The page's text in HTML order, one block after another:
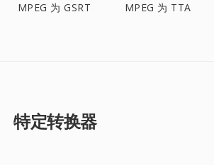
MPEG 为 GSRT MPEG 为 TTA
特定转换器